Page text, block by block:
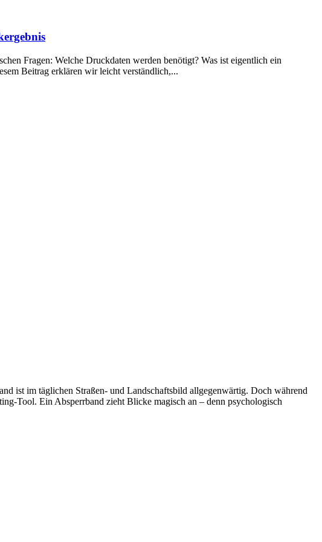
Fragen: Welche Druckdaten werden benötigt? Was ist eigentlich ein
Beitrag erklären wir leicht verständlich,...
ist im täglichen Straßen- und Landschaftsbild allgegenwärtig. Doch während
Tool. Ein Absperrband zieht Blicke magisch an – denn psychologisch